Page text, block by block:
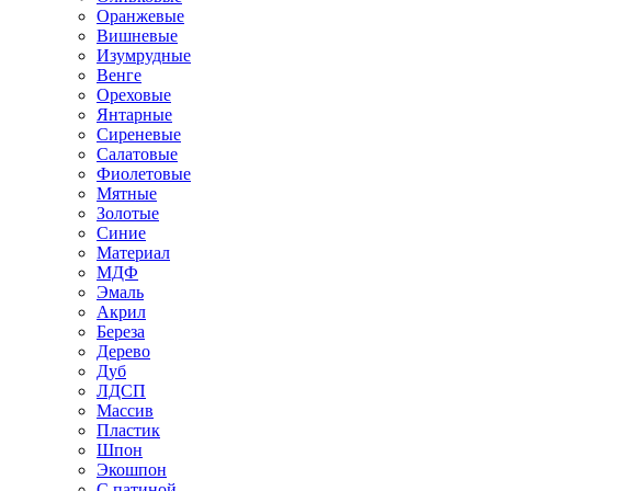
Оранжевые
Вишневые
Изумрудные
Венге
Ореховые
Янтарные
Сиреневые
Салатовые
Фиолетовые
Мятные
Золотые
Синие
Материал
МДФ
Эмаль
Акрил
Береза
Дерево
Дуб
ЛДСП
Массив
Пластик
Шпон
Экошпон